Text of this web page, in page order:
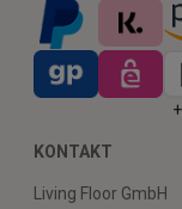
KONTAKT
Living Floor GmbH